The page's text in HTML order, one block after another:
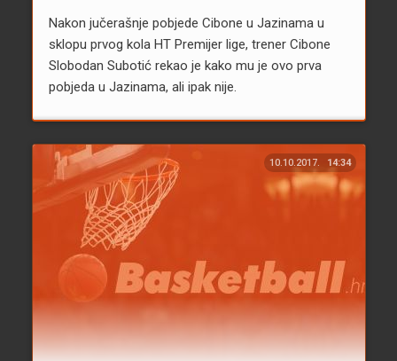
Nakon jučerašnje pobjede Cibone u Jazinama u
sklopu prvog kola HT Premijer lige, trener Cibone
Slobodan Subotić rekao je kako mu je ovo prva
pobjeda u Jazinama, ali ipak nije.
10.10.2017. 14:34